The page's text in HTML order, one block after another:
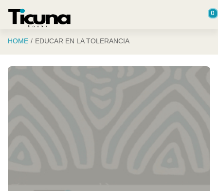
0
HOME EDUCAR EN LA TOLERANCIA